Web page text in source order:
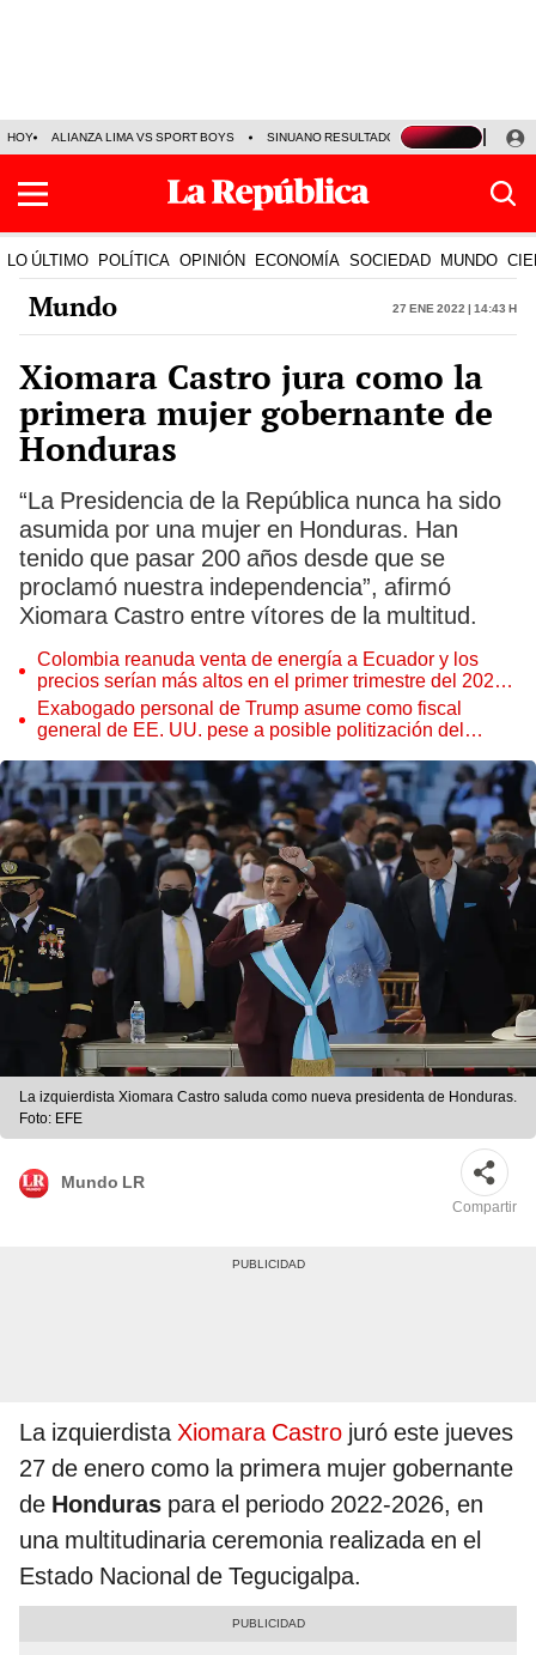
HOY ALIANZA LIMA VS SPORT BOYS SINUANO RESULTADOS HOY JORGE
LO ÚLTIMO POLÍTICA OPINIÓN ECONOMÍA SOCIEDAD MUNDO
Mundo 27 Ene 2022 | 14:43 h
Xiomara Castro jura como la
primera mujer gobernante de
Honduras
“La Presidencia de la República nunca ha sido
asumida por una mujer en Honduras. Han
tenido que pasar 200 años desde que se
proclamó nuestra independencia”, afirmó
Xiomara Castro entre vítores de la multitud.
Colombia reanuda venta de energía a Ecuador y los
precios serían más altos en el primer trimestre del 2027,
según Cenace
Exabogado personal de Trump asume como fiscal
general de EE. UU. pese a posible politización del
La izquierdista Xiomara Castro saluda como nueva presidenta de Honduras.
Foto: EFE
Mundo LR
Compartir
La izquierdistaXiomara Castro juró este jueves
27 de enero como la primera mujer gobernante
de Honduras para el periodo 2022-2026, en
una multitudinaria ceremonia realizada en el
Estado Nacional de Tegucigalpa.